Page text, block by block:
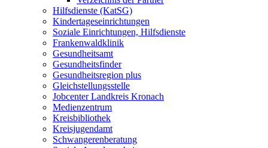
Hilfsdienste (KatSG)
Kindertageseinrichtungen
Soziale Einrichtungen, Hilfsdienste
Frankenwaldklinik
Gesundheitsamt
Gesundheitsfinder
Gesundheitsregion plus
Gleichstellungsstelle
Jobcenter Landkreis Kronach
Medienzentrum
Kreisbibliothek
Kreisjugendamt
Schwangerenberatung